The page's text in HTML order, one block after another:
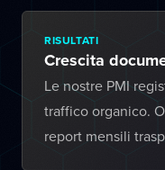
RISULTATI
Crescita
Le nostre PMI
traffico organico.
report mensili